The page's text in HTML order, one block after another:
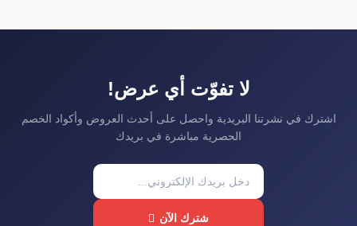
لا تفوّت أي عرض!
اشترك في نشرتنا البريدية واحصل على أحدث العروض وأكواد الخصم
الحصرية مباشرة في بريدك
شترك الآن